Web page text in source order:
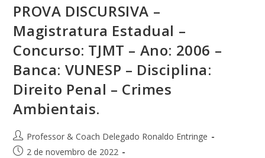
PROVA DISCURSIVA –
Magistratura Estadual –
Concurso: TJMT – Ano: 2006 –
Banca: VUNESP – Disciplina:
Direito Penal – Crimes
Ambientais.
Professor & Coach Delegado Ronaldo Entringe
2 de novembro de 2022